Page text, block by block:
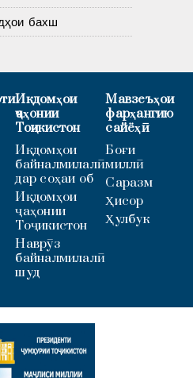
бахш
Иқдомҳои
ҷаҳонии
Тоҷикистон
Иқдомҳои
байналмилалӣ
дар соҳаи об
Иқдомҳои
ҷаҳонии
Тоҷикистон
Наврӯз
байналмилалӣ
шуд
Мавзеъҳои
фарҳангию
сайёҳӣ
Боғи
миллӣ
Саразм
Ҳисор
Ҳулбук